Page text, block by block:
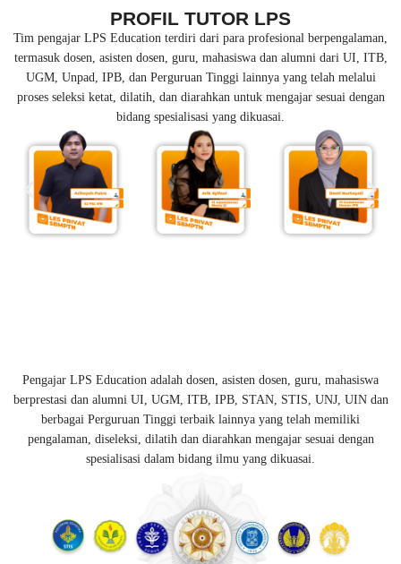
PROFIL TUTOR LPS
Tim pengajar LPS Education terdiri dari para profesional berpengalaman,
termasuk dosen, asisten dosen, guru, mahasiswa dan alumni dari UI, ITB,
UGM, Unpad, IPB, dan Perguruan Tinggi lainnya yang telah melalui
proses seleksi ketat, dilatih, dan diarahkan untuk mengajar sesuai dengan
bidang spesialisasi yang dikuasai.
Pengajar LPS Education adalah dosen, asisten dosen, guru, mahasiswa
berprestasi dan alumni UI, UGM, ITB, IPB, STAN, STIS, UNJ, UIN dan
berbagai Perguruan Tinggi terbaik lainnya yang telah memiliki
pengalaman, diseleksi, dilatih dan diarahkan mengajar sesuai dengan
spesialisasi dalam bidang ilmu yang dikuasai.